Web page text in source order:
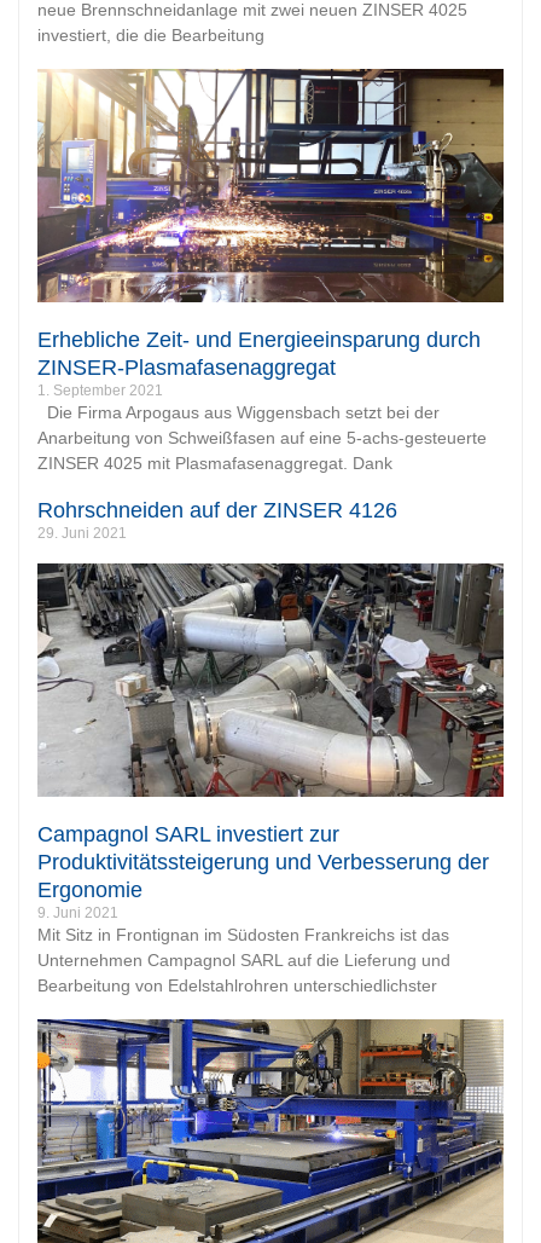
neue Brennschneidanlage mit zwei neuen ZINSER 4025
investiert, die die Bearbeitung
Erhebliche Zeit- und Energieeinsparung durch
ZINSER-Plasmafasenaggregat
1. September 2021
Die Firma Arpogaus aus Wiggensbach setzt bei der
Anarbeitung von Schweißfasen auf eine 5-achs-gesteuerte
ZINSER 4025 mit Plasmafasenaggregat. Dank
Rohrschneiden auf der ZINSER 4126
29. Juni 2021
Campagnol SARL investiert zur
Produktivitätssteigerung und Verbesserung der
Ergonomie
9. Juni 2021
Mit Sitz in Frontignan im Südosten Frankreichs ist das
Unternehmen Campagnol SARL auf die Lieferung und
Bearbeitung von Edelstahlrohren unterschiedlichster